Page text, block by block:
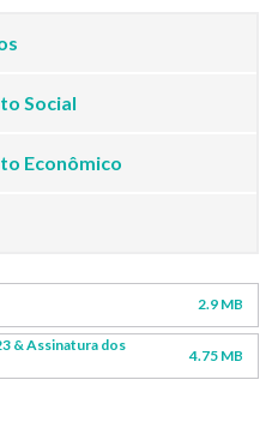
Social
Econômico
2.9 MB
& Assinatura dos
4.75 MB